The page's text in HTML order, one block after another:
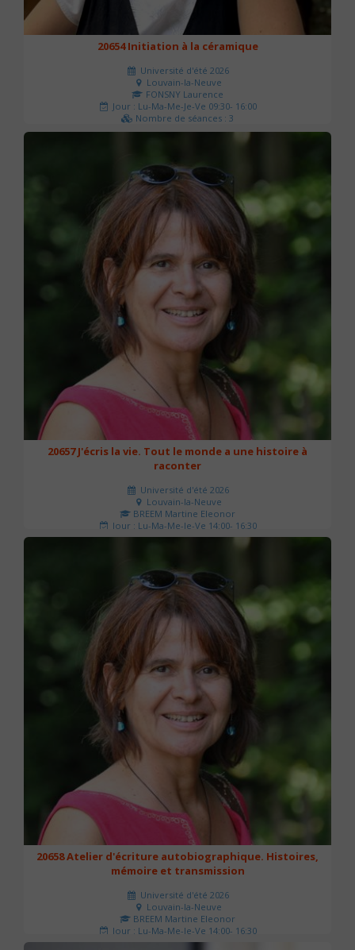
20654 Initiation à la céramique
Université d'été 2026
Louvain-la-Neuve
FONSNY Laurence
Jour : Lu-Ma-Me-Je-Ve 09:30- 16:00
Nombre de séances : 3
190 €
20657 J'écris la vie. Tout le monde a une histoire à
raconter
Université d'été 2026
Louvain-la-Neuve
BREEM Martine Eleonor
Jour : Lu-Ma-Me-Je-Ve 14:00- 16:30
Nombre de séances : 3
20658 Atelier d'écriture autobiographique. Histoires,
mémoire et transmission
Université d'été 2026
Louvain-la-Neuve
BREEM Martine Eleonor
Jour : Lu-Ma-Me-Je-Ve 14:00- 16:30
Nombre de séances : 3